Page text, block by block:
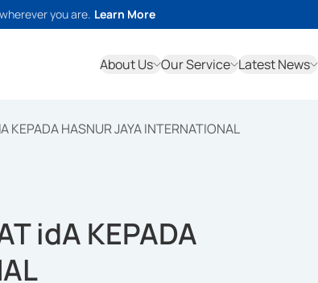
you are. Learn More
About Us Our Service Latest News
KEPADA HASNUR JAYA INTERNATIONAL
idA KEPADA